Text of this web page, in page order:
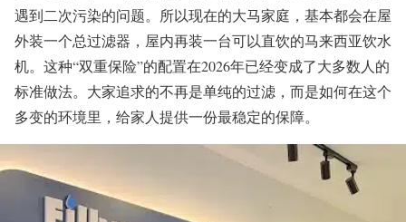
遇到二次污染的问题。所以现在的大马家庭，基本都会在屋
外装一个总过滤器，屋内再装一台可以直饮的马来西亚饮水
机。这种“双重保险”的配置在2026年已经变成了大多数人的
标准做法。大家追求的不再是单纯的过滤，而是如何在这个
多变的环境里，给家人提供一份最稳定的保障。